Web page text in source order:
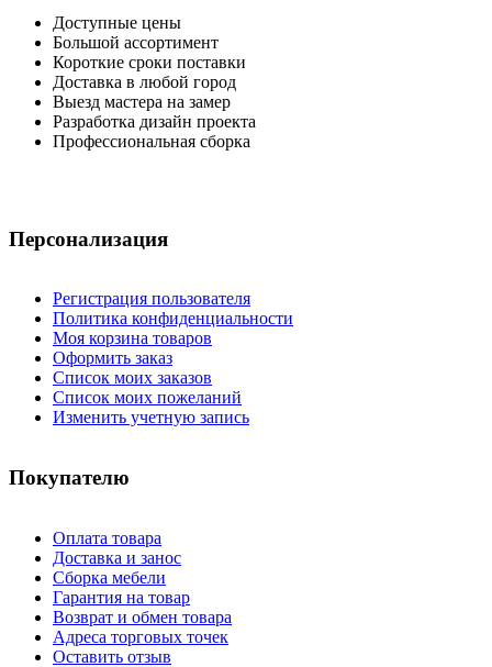
Доступные цены
Большой ассортимент
Короткие сроки поставки
Доставка в любой город
Выезд мастера на замер
Разработка дизайн проекта
Профессиональная сборка
Персонализация
Регистрация пользователя
Политика конфиденциальности
Моя корзина товаров
Оформить заказ
Список моих заказов
Список моих пожеланий
Изменить учетную запись
Покупателю
Оплата товара
Доставка и занос
Сборка мебели
Гарантия на товар
Возврат и обмен товара
Адреса торговых точек
Оставить отзыв